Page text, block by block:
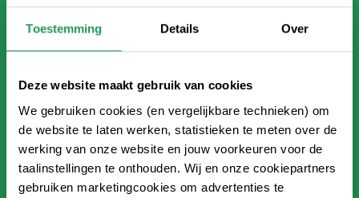
Toestemming Details Over
Deze website maakt gebruik van cookies
We gebruiken cookies (en vergelijkbare technieken) om
de website te laten werken, statistieken te meten over de
werking van onze website en jouw voorkeuren voor de
taalinstellingen te onthouden. Wij en onze cookiepartners
gebruiken marketingcookies om advertenties te
INFORMATIEFOLDER